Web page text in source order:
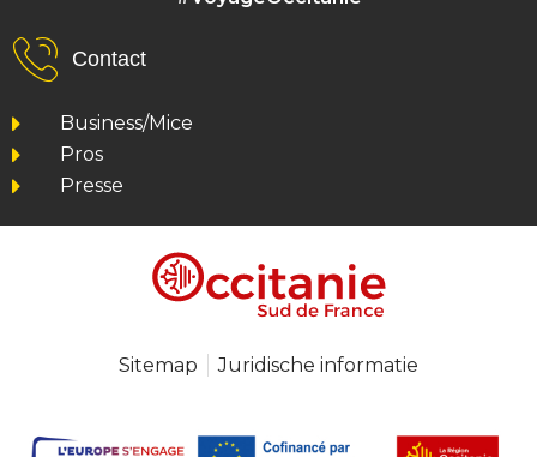
Contact
Business/Mice
Pros
Presse
Sitemap Juridische informatie